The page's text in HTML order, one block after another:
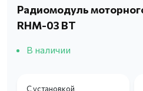
Радиомодуль
RHM-03 BT
В наличии
С установкой